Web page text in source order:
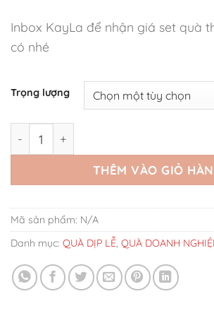
Inbox KayLa để nhận giá set quà
có nhé
Trọng lượng
THÊM VÀO GIỎ
Mã sản phẩm: N/A
Danh mục: QUÀ DỊP LỄ, QUÀ DOANH